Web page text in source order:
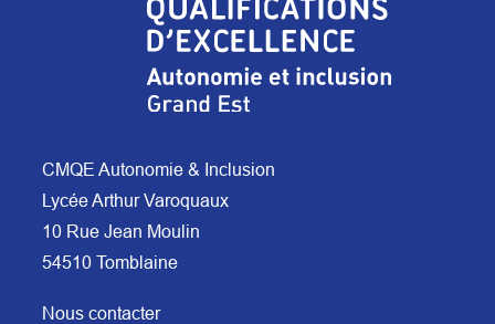
CMQE Autonomie & Inclusion
Lycée Arthur Varoquaux
10 Rue Jean Moulin
54510 Tomblaine
Nous contacter